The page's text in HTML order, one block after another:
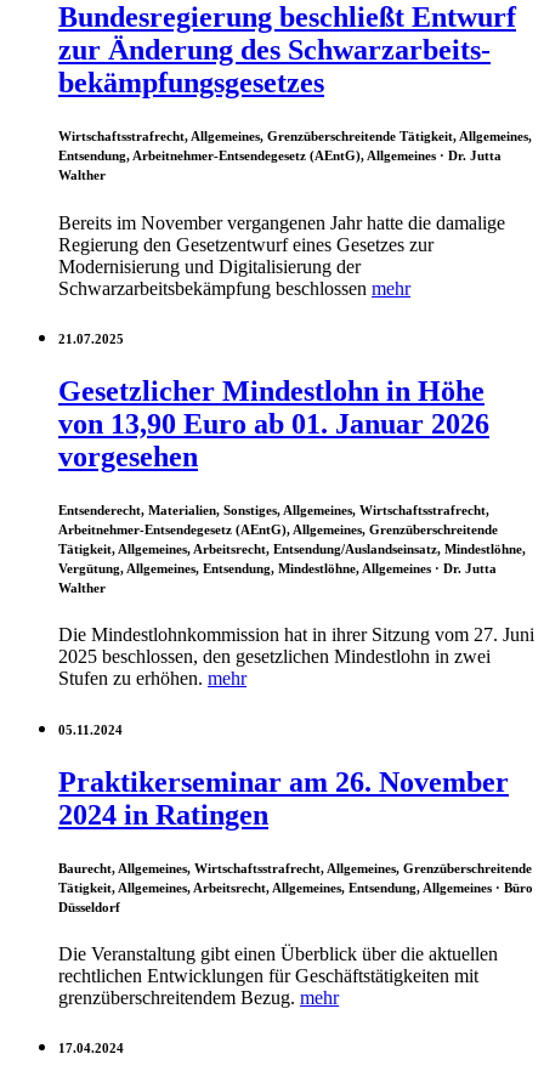
Bundesregierung beschließt Entwurf
zur Änderung des Schwarzarbeits-
bekämpfungsgesetzes
Wirtschaftsstrafrecht, Allgemeines, Grenzüberschreitende Tätigkeit, Allgemeines,
Entsendung, Arbeitnehmer-Entsendegesetz (AEntG), Allgemeines · Dr. Jutta
Walther
Bereits im November vergangenen Jahr hatte die damalige
Regierung den Gesetzentwurf eines Gesetzes zur
Modernisierung und Digitalisierung der
Schwarzarbeitsbekämpfung beschlossen mehr
21.07.2025
Gesetzlicher Mindestlohn in Höhe
von 13,90 Euro ab 01. Januar 2026
vorgesehen
Entsenderecht, Materialien, Sonstiges, Allgemeines, Wirtschaftsstrafrecht,
Arbeitnehmer-Entsendegesetz (AEntG), Allgemeines, Grenzüberschreitende
Tätigkeit, Allgemeines, Arbeitsrecht, Entsendung/Auslandseinsatz, Mindestlöhne,
Vergütung, Allgemeines, Entsendung, Mindestlöhne, Allgemeines · Dr. Jutta
Walther
Die Mindestlohnkommission hat in ihrer Sitzung vom 27. Juni
2025 beschlossen, den gesetzlichen Mindestlohn in zwei
Stufen zu erhöhen. mehr
05.11.2024
Praktikerseminar am 26. November
2024 in Ratingen
Baurecht, Allgemeines, Wirtschaftsstrafrecht, Allgemeines, Grenzüberschreitende
Tätigkeit, Allgemeines, Arbeitsrecht, Allgemeines, Entsendung, Allgemeines · Büro
Düsseldorf
Die Veranstaltung gibt einen Überblick über die aktuellen
rechtlichen Entwicklungen für Geschäftstätigkeiten mit
grenzüberschreitendem Bezug. mehr
17.04.2024